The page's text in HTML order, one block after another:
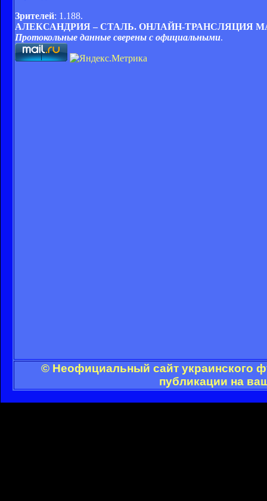
Зрителей: 1.188.
АЛЕКСАНДРИЯ – СТАЛЬ. ОНЛАЙН-ТРАНСЛЯЦИЯ
Протокольные данные сверены с официальными.
© Неофициальный сайт украинского
публикации на